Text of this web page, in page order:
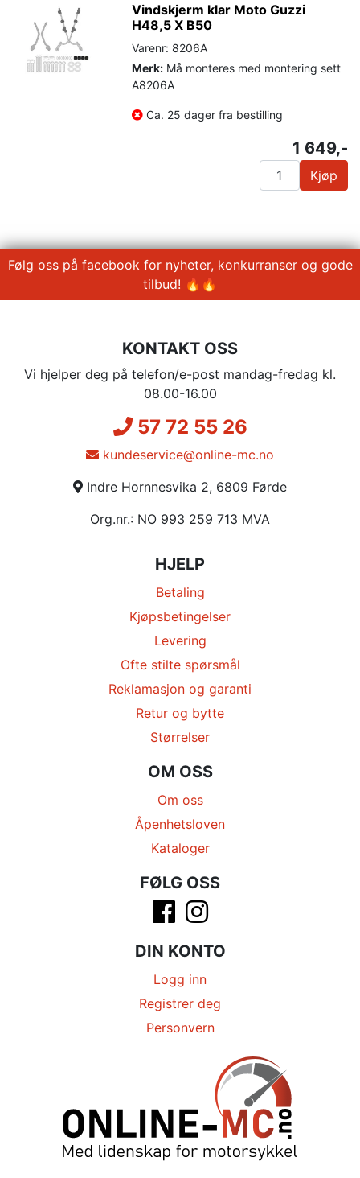
Vindskjerm klar Moto Guzzi
H48,5 X B50
Varenr: 8206A
Merk: Må monteres med montering sett
A8206A
Ca. 25 dager fra bestilling
1 649,-
Kjøp
Følg oss på facebook for nyheter, konkurranser og gode
tilbud! 🔥🔥
KONTAKT OSS
Vi hjelper deg på telefon/e-post mandag-fredag kl.
08.00-16.00
57 72 55 26
kundeservice@online-mc.no
Indre Hornnesvika 2, 6809 Førde
Org.nr.: NO 993 259 713 MVA
HJELP
Betaling
Kjøpsbetingelser
Levering
Ofte stilte spørsmål
Reklamasjon og garanti
Retur og bytte
Størrelser
OM OSS
Om oss
Åpenhetsloven
Kataloger
FØLG OSS
DIN KONTO
Logg inn
Registrer deg
Personvern